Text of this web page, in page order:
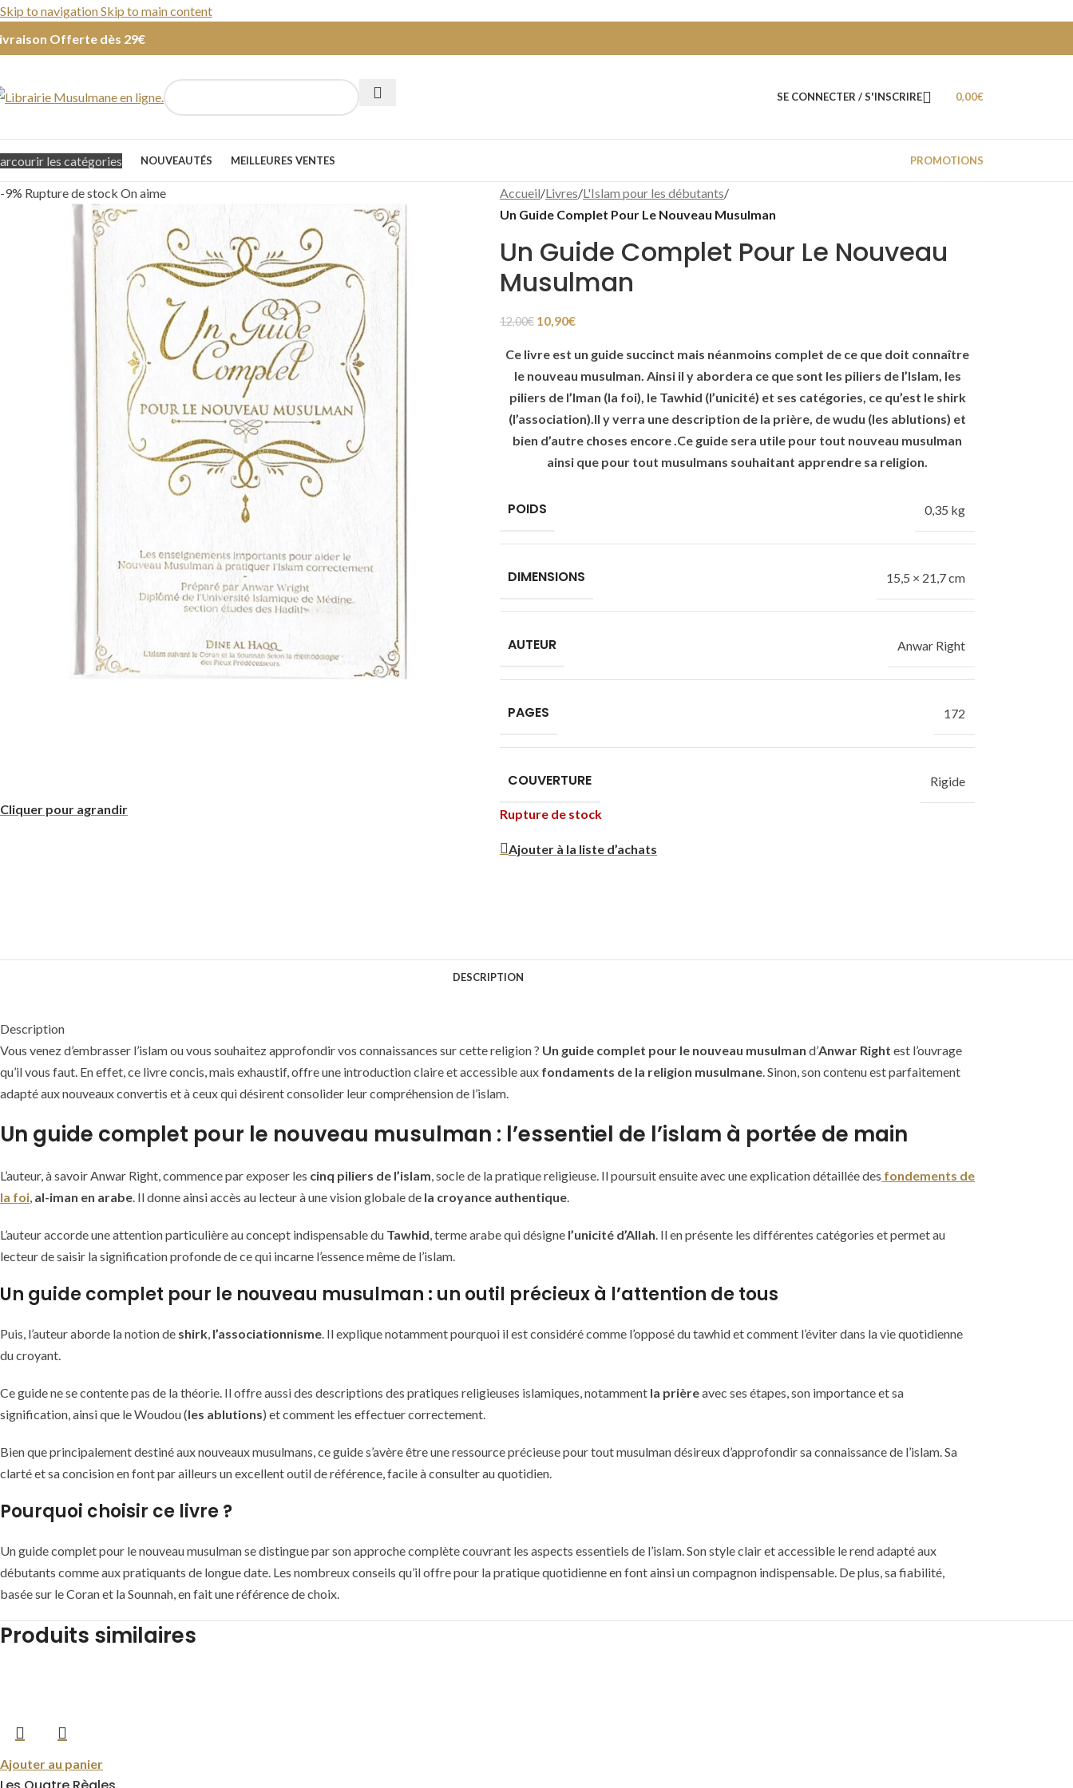
Skip to navigationSkip to main content
Offerte dès 29€
SE CONNECTER / S'INSCRIRE 0,00€
les catégories NOUVEAUTÉS MEILLEURES VENTES PROMOTIONS
-9% Rupture de stock On aime
Cliquer pour agrandir
Accueil/Livres/L'Islam pour les débutants/
Un Guide Complet Pour Le Nouveau Musulman
Un Guide Complet Pour Le Nouveau
Musulman
12,00€ 10,90€
Ce livre est un guide succinct mais néanmoins complet de ce que doit connaître
le nouveau musulman. Ainsi il y abordera ce que sont les piliers de l’Islam, les
piliers de l’Iman (la foi), le Tawhid (l’unicité) et ses catégories, ce qu’est le shirk
(l’association).Il y verra une description de la prière, de wudu (les ablutions) et
bien d’autre choses encore .Ce guide sera utile pour tout nouveau musulman
ainsi que pour tout musulmans souhaitant apprendre sa religion.
POIDS 0,35 kg
DIMENSIONS 15,5 × 21,7 cm
AUTEUR Anwar Right
PAGES 172
COUVERTURE Rigide
Rupture de stock
Ajouter à la liste d’achats
DESCRIPTION
Description
Vous venez d’embrasser l’islam ou vous souhaitez approfondir vos connaissances sur cette religion ? Un guide complet pour le nouveau musulman d’Anwar Right est l’ouvrage
qu’il vous faut. En effet, ce livre concis, mais exhaustif, offre une introduction claire et accessible aux fondaments de la religion musulmane. Sinon, son contenu est parfaitement
adapté aux nouveaux convertis et à ceux qui désirent consolider leur compréhension de l’islam.
Un guide complet pour le nouveau musulman : l’essentiel de l’islam à portée de main
L’auteur, à savoir Anwar Right, commence par exposer les cinq piliers de l’islam, socle de la pratique religieuse. Il poursuit ensuite avec une explication détaillée des fondements de
la foi, al-iman en arabe. Il donne ainsi accès au lecteur à une vision globale de la croyance authentique.
L’auteur accorde une attention particulière au concept indispensable du Tawhid, terme arabe qui désigne l’unicité d’Allah. Il en présente les différentes catégories et permet au
lecteur de saisir la signification profonde de ce qui incarne l’essence même de l’islam.
Un guide complet pour le nouveau musulman : un outil précieux à l’attention de tous
Puis, l’auteur aborde la notion de shirk, l’associationnisme. Il explique notamment pourquoi il est considéré comme l’opposé du tawhid et comment l’éviter dans la vie quotidienne
du croyant.
Ce guide ne se contente pas de la théorie. Il offre aussi des descriptions des pratiques religieuses islamiques, notamment la prièreavec ses étapes, son importance et sa
signification, ainsi que le Woudou (les ablutions) et comment les effectuer correctement.
Bien que principalement destiné aux nouveaux musulmans, ce guide s’avère être une ressource précieuse pour tout musulman désireux d’approfondir sa connaissance de l’islam. Sa
clarté et sa concision en font par ailleurs un excellent outil de référence, facile à consulter au quotidien.
Pourquoi choisir ce livre ?
Un guide complet pour le nouveau musulman se distingue par son approche complète couvrant les aspects essentiels de l’islam. Son style clair et accessible le rend adapté aux
débutants comme aux pratiquants de longue date. Les nombreux conseils qu’il offre pour la pratique quotidienne en font ainsi un compagnon indispensable. De plus, sa fiabilité,
basée sur le Coran et la Sounnah, en fait une référence de choix.
Produits similaires
Ajouter au panier